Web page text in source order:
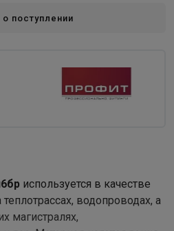
о поступлении
используется в качестве
водопроводах, а
магистралях,